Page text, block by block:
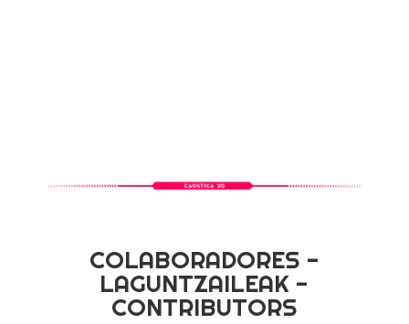
COLABORADORES -
LAGUNTZAILEAK -
CONTRIBUTORS